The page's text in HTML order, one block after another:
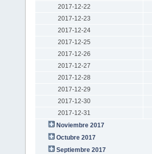
2017-12-22
2017-12-23
2017-12-24
2017-12-25
2017-12-26
2017-12-27
2017-12-28
2017-12-29
2017-12-30
2017-12-31
Noviembre 2017
Octubre 2017
Septiembre 2017